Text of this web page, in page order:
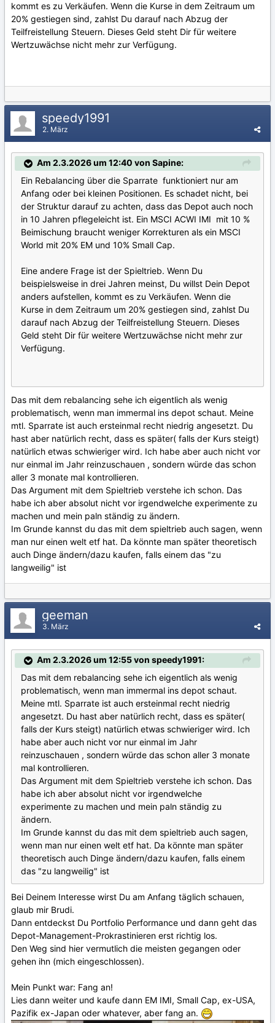
kommt es zu Verkäufen. Wenn die Kurse in dem Zeitraum um
20% gestiegen sind, zahlst Du darauf nach Abzug der
Teilfreistellung Steuern. Dieses Geld steht Dir für weitere
Wertzuwächse nicht mehr zur Verfügung.
speedy1991
2. März
Am 2.3.2026 um 12:40 von Sapine:
Ein Rebalancing über die Sparrate funktioniert nur am
Anfang oder bei kleinen Positionen. Es schadet nicht, bei
der Struktur darauf zu achten, dass das Depot auch noch
in 10 Jahren pflegeleicht ist. Ein MSCI ACWI IMI mit 10 %
Beimischung braucht weniger Korrekturen als ein MSCI
World mit 20% EM und 10% Small Cap.
Eine andere Frage ist der Spieltrieb. Wenn Du
beispielsweise in drei Jahren meinst, Du willst Dein Depot
anders aufstellen, kommt es zu Verkäufen. Wenn die
Kurse in dem Zeitraum um 20% gestiegen sind, zahlst Du
darauf nach Abzug der Teilfreistellung Steuern. Dieses
Geld steht Dir für weitere Wertzuwächse nicht mehr zur
Verfügung.
Das mit dem rebalancing sehe ich eigentlich als wenig
problematisch, wenn man immermal ins depot schaut. Meine
mtl. Sparrate ist auch ersteinmal recht niedrig angesetzt. Du
hast aber natürlich recht, dass es später( falls der Kurs steigt)
natürlich etwas schwieriger wird. Ich habe aber auch nicht vor
nur einmal im Jahr reinzuschauen , sondern würde das schon
aller 3 monate mal kontrollieren.
Das Argument mit dem Spieltrieb verstehe ich schon. Das
habe ich aber absolut nicht vor irgendwelche experimente zu
machen und mein paln ständig zu ändern.
Im Grunde kannst du das mit dem spieltrieb auch sagen, wenn
man nur einen welt etf hat. Da könnte man später theoretisch
auch Dinge ändern/dazu kaufen, falls einem das "zu
langweilig" ist
geeman
3. März
Am 2.3.2026 um 12:55 von speedy1991:
Das mit dem rebalancing sehe ich eigentlich als wenig
problematisch, wenn man immermal ins depot schaut.
Meine mtl. Sparrate ist auch ersteinmal recht niedrig
angesetzt. Du hast aber natürlich recht, dass es später(
falls der Kurs steigt) natürlich etwas schwieriger wird. Ich
habe aber auch nicht vor nur einmal im Jahr
reinzuschauen , sondern würde das schon aller 3 monate
mal kontrollieren.
Das Argument mit dem Spieltrieb verstehe ich schon. Das
habe ich aber absolut nicht vor irgendwelche
experimente zu machen und mein paln ständig zu
ändern.
Im Grunde kannst du das mit dem spieltrieb auch sagen,
wenn man nur einen welt etf hat. Da könnte man später
theoretisch auch Dinge ändern/dazu kaufen, falls einem
das "zu langweilig" ist
Bei Deinem Interesse wirst Du am Anfang täglich schauen,
glaub mir Brudi.
Dann entdeckst Du Portfolio Performance und dann geht das
Depot-Management-Prokrastinieren erst richtig los.
Den Weg sind hier vermutlich die meisten gegangen oder
gehen ihn (mich eingeschlossen).
Mein Punkt war: Fang an!
Lies dann weiter und kaufe dann EM IMI, Small Cap, ex-USA,
Pazifik ex-Japan oder whatever, aber fang an.